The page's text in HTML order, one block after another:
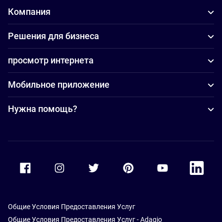
Компания
Решения для бизнеса
просмотр интернета
Мобильное приложение
Нужна помощь?
Accor Youtube
Accor
Общие Условия Предоставления Услуг
Общие Условия Предоставления Услуг - Adagio